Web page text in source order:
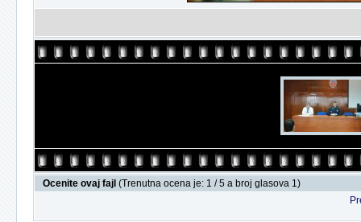
Ocenite ovaj fajl (Trenutna ocena je: 1 / 5 a broj glasova 1)